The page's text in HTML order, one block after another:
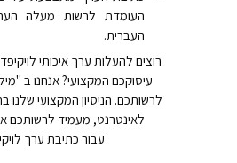
העומדת לרשות מעלה
העברית.
רוצים להעלות ערך איכותי
עיסוקכם המקצועי? אנחנו ב
לרשותכם. הניסיון המקצועי שלנו
לאינטרנט, מעמיד לרשותכם
עבור כתיבת ערך